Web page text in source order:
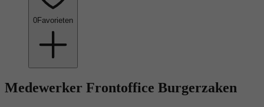
0Favorieten
Medewerker Frontoffice Burgerzaken